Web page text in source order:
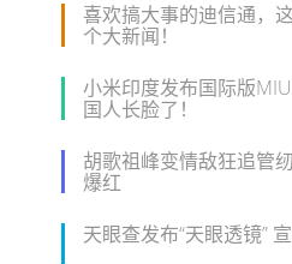
喜欢搞大事的迪信通，
个大新闻！
小米印度发布国际版
国人长脸了！
胡歌祖峰变情敌狂追管
爆红
天眼查发布“天眼透镜”